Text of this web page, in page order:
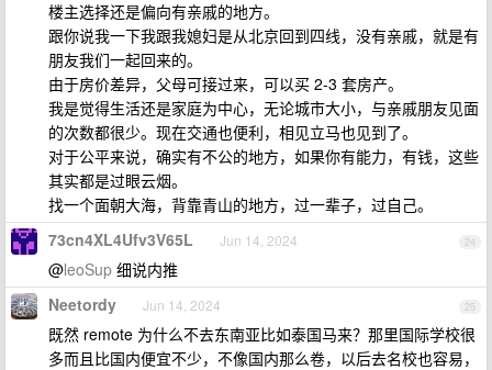
楼主选择还是偏向有亲戚的地方。
跟你说我一下我跟我媳妇是从北京回到四线，没有亲戚，就是有
朋友我们一起回来的。
由于房价差异，父母可接过来，可以买 2-3 套房产。
我是觉得生活还是家庭为中心，无论城市大小，与亲戚朋友见面
的次数都很少。现在交通也便利，相见立马也见到了。
对于公平来说，确实有不公的地方，如果你有能力，有钱，这些
其实都是过眼云烟。
找一个面朝大海，背靠青山的地方，过一辈子，过自己。
24
73cn4XL4Ufv3V65L Jun 14, 2024
@leoSup 细说内推
25
Neetordy Jun 14, 2024
既然 remote 为什么不去东南亚比如泰国马来？那里国际学校很
多而且比国内便宜不少，不像国内那么卷，以后去名校也容易，